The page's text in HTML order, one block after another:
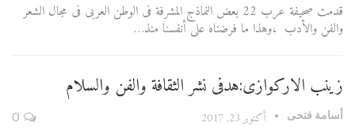
قدمت صحيفة عرب 22 بعض النماذج المشرفة فى الوطن العربى فى مجال الشعر
والفن والأدب ،وهذا ما فرضناه على أنفسنا منذ…
زينب الاركوازى:هدفى نشر الثقافة والفن والسلام
أسامة فتحى أكتوبر 23, 2017